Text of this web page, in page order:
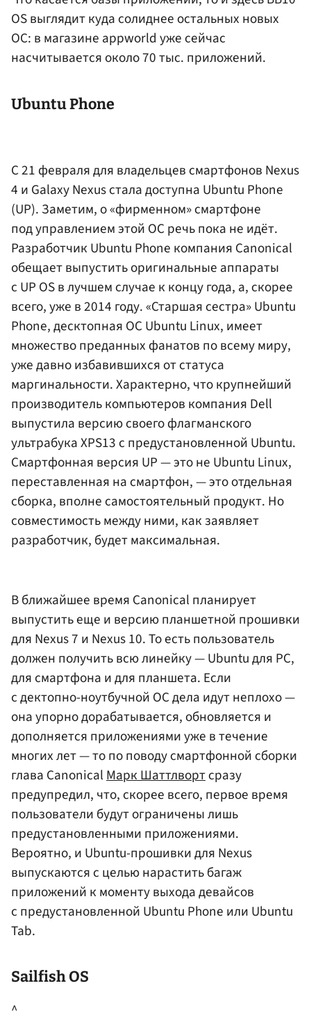
OS выглядит куда солиднее остальных новых
ОС: в магазине appworld уже сейчас
насчитывается около 70 тыс. приложений.
Ubuntu Phone
С 21 февраля для владельцев смартфонов Nexus
4 и Galaxy Nexus стала доступна Ubuntu Phone
(UP). Заметим, о «фирменном» смартфоне
под управлением этой ОС речь пока не идёт.
Разработчик Ubuntu Phone компания Canonical
обещает выпустить оригинальные аппараты
с UP OS в лучшем случае к концу года, а, скорее
всего, уже в 2014 году. «Старшая сестра» Ubuntu
Phone, десктопная ОС Ubuntu Linux, имеет
множество преданных фанатов по всему миру,
уже давно избавившихся от статуса
маргинальности. Характерно, что крупнейший
производитель компьютеров компания Dell
выпустила версию своего флагманского
ультрабука XPS13 с предустановленной Ubuntu.
Смартфонная версия UP — это не Ubuntu Linux,
переставленная на смартфон, — это отдельная
сборка, вполне самостоятельный продукт. Но
совместимость между ними, как заявляет
разработчик, будет максимальная.
В ближайшее время Canonical планирует
выпустить еще и версию планшетной прошивки
для Nexus 7 и Nexus 10. То есть пользователь
должен получить всю линейку — Ubuntu для PC,
для смартфона и для планшета. Если
с дектопно-ноутбучной ОС дела идут неплохо —
она упорно дорабатывается, обновляется и
дополняется приложениями уже в течение
многих лет — то по поводу смартфонной сборки
глава CanonicalМарк Шаттлвортсразу
предупредил, что, скорее всего, первое время
пользователи будут ограничены лишь
предустановленными приложениями.
Вероятно, и Ubuntu-прошивки для Nexus
выпускаются с целью нарастить багаж
приложений к моменту выхода девайсов
с предустановленной Ubuntu Phone или Ubuntu
Tab.
Sailfish OS
^